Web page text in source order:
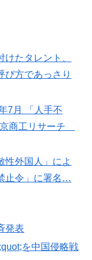
たタレント、
び方であっさり
7月 「人手不
商工リサーチ
性外国人」によ
止令」に署名…
発表
を中国侵略戦